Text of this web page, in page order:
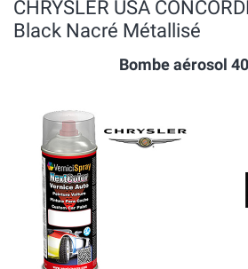
CHRYSLER USA
Black Nacré Métallisé
Bombe aérosol